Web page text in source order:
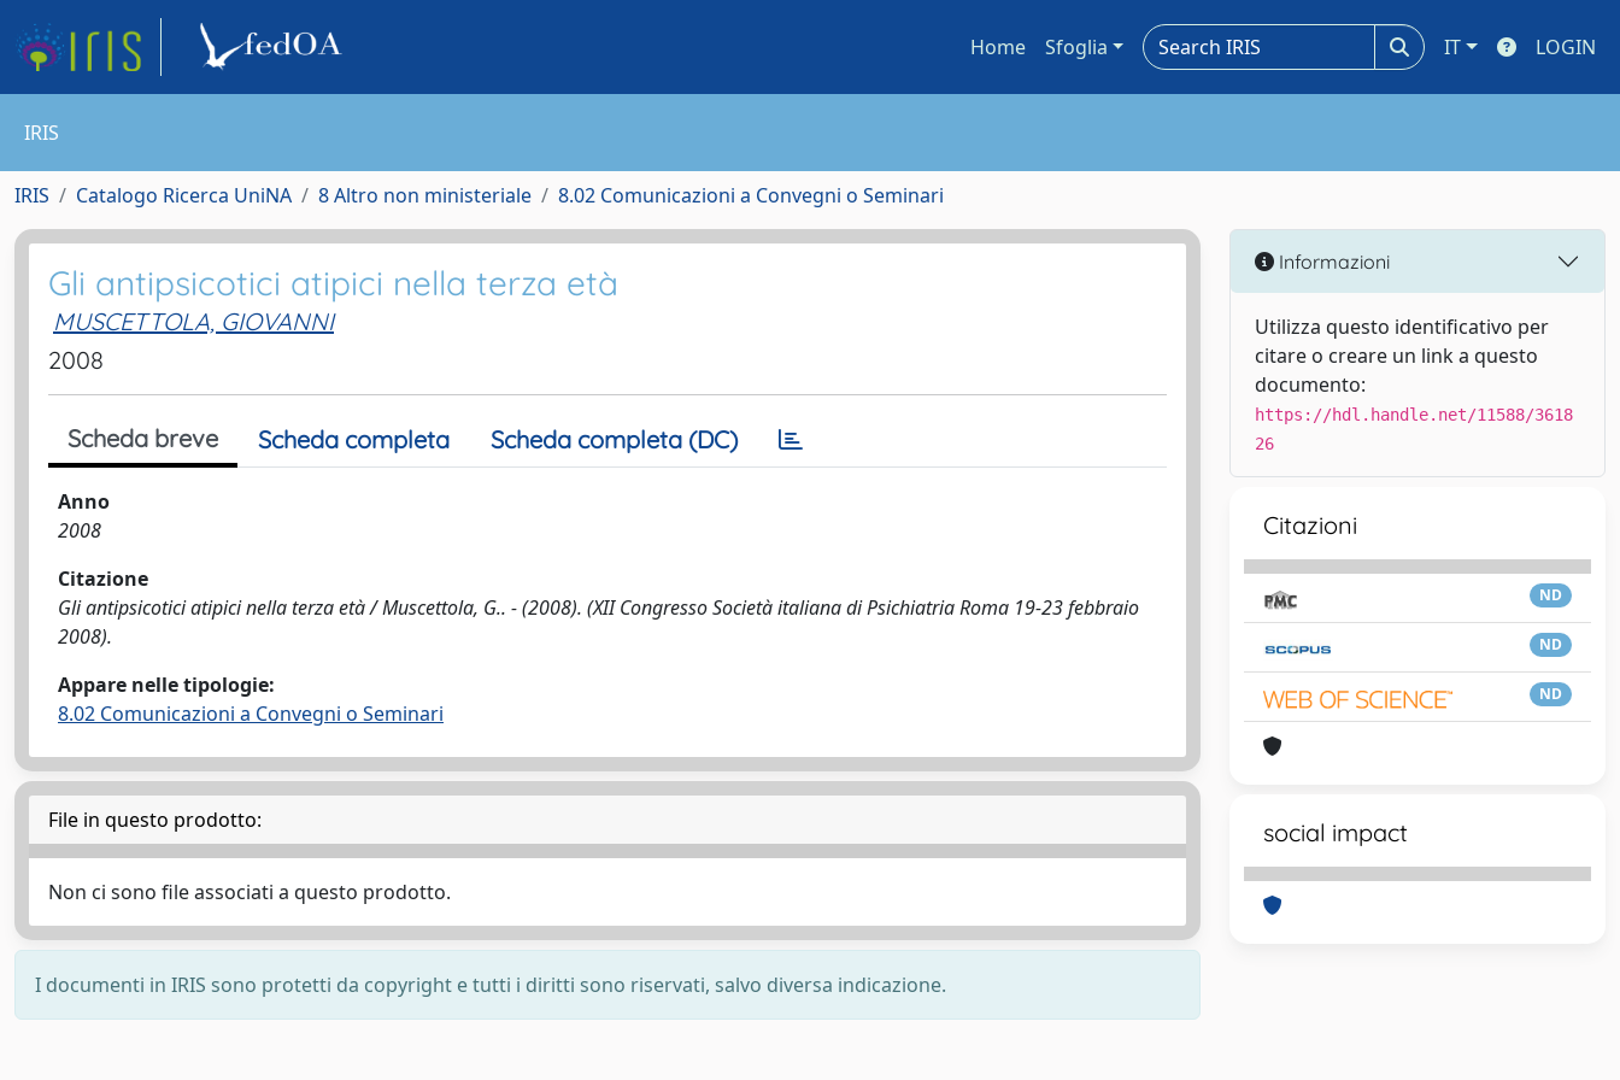
Home Sfoglia IT LOGIN
IRIS
IRIS Catalogo Ricerca UniNA 8 Altro non ministeriale 8.02 Comunicazioni a Convegni o Seminari
Gli antipsicotici atipici nella terza età
MUSCETTOLA, GIOVANNI
2008
Scheda breve Scheda completa Scheda completa (DC)
Anno
2008
Citazione
Gli antipsicotici atipici nella terza età / Muscettola, G.. - (2008). (XII Congresso Società italiana di Psichiatria Roma 19-23 febbraio
2008).
Appare nelle tipologie:
8.02 Comunicazioni a Convegni o Seminari
File in questo prodotto:
Non ci sono file associati a questo prodotto.
I documenti in IRIS sono protetti da copyright e tutti i diritti sono riservati, salvo diversa indicazione.
Informazioni
Utilizza questo identificativo per
citare o creare un link a questo
documento:
https://hdl.handle.net/11588/3618
26
Citazioni
ND
ND
ND
social impact